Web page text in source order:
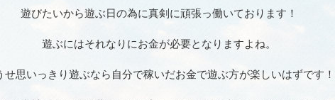
遊びたいから遊ぶ日の為に真剣に頑張っ働いております！
遊ぶにはそれなりにお金が必要となりますよね。
せ思いっきり遊ぶなら自分で稼いだお金で遊ぶ方が楽しいはずです！